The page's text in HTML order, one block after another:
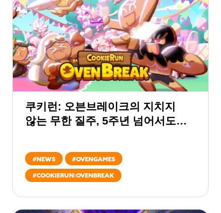
쿠키런: 오븐브레이크의 지치지
않는 무한 질주, 5주년 넘어서도
#NEWS #OVENGAMES
#COOKIERUN:OVENBREAK